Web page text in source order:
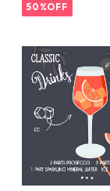
50%OFF